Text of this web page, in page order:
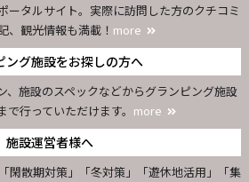
ータルサイト。実際に訪問した方のクチコミ
、観光情報も満載！ more
ング施設をお探しの方へ
、施設のスペックなどからグランピング施設
行っていただけます。 more
施設運営者様へ
閑散期対策」「冬対策」「遊休地活用」「集